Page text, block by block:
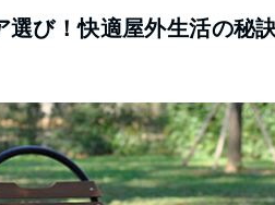
選び！快適屋外生活の秘